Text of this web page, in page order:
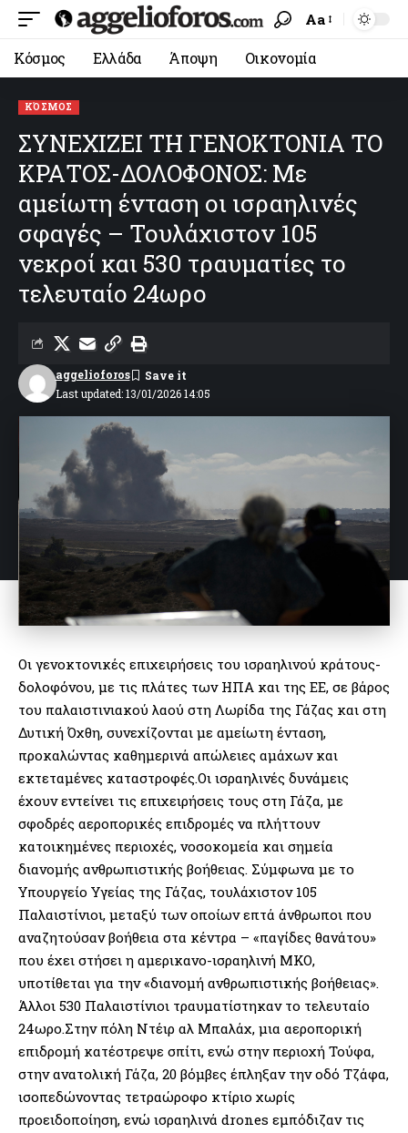
Aa
Κόσμος Ελλάδα Άποψη Οικονομία
ΚΌΣΜΟΣ
ΣΥΝΕΧΙΖΕΙ ΤΗ ΓΕΝΟΚΤΟΝΙΑ ΤΟ
ΚΡΑΤΟΣ-ΔΟΛΟΦΟΝΟΣ: Με
αμείωτη ένταση οι ισραηλινές
σφαγές – Τουλάχιστον 105
νεκροί και 530 τραυματίες το
τελευταίο 24ωρο
Last updated: 13/01/2026 14:05
aggelioforos
Οι γενοκτονικές επιχειρήσεις του ισραηλινού κράτους-
δολοφόνου, με τις πλάτες των ΗΠΑ και της ΕΕ, σε βάρος
του παλαιστινιακού λαού στη Λωρίδα της Γάζας και στη
Δυτική Όχθη, συνεχίζονται με αμείωτη ένταση,
προκαλώντας καθημερινά απώλειες αμάχων και
εκτεταμένες καταστροφές.Οι ισραηλινές δυνάμεις
έχουν εντείνει τις επιχειρήσεις τους στη Γάζα, με
σφοδρές αεροπορικές επιδρομές να πλήττουν
κατοικημένες περιοχές, νοσοκομεία και σημεία
διανομής ανθρωπιστικής βοήθειας. Σύμφωνα με το
Υπουργείο Υγείας της Γάζας, τουλάχιστον 105
Παλαιστίνιοι, μεταξύ των οποίων επτά άνθρωποι που
αναζητούσαν βοήθεια στα κέντρα – «παγίδες θανάτου»
που έχει στήσει η αμερικανο-ισραηλινή ΜΚΟ,
υποτίθεται για την «διανομή ανθρωπιστικής βοήθειας».
Άλλοι 530 Παλαιστίνιοι τραυματίστηκαν το τελευταίο
24ωρο.Στην πόλη Ντέιρ αλ Μπαλάχ, μια αεροπορική
επιδρομή κατέστρεψε σπίτι, ενώ στην περιοχή Τούφα,
στην ανατολική Γάζα, 20 βόμβες έπληξαν την οδό Τζάφα,
ισοπεδώνοντας τετραώροφο κτίριο χωρίς
προειδοποίηση, ενώ ισραηλινά drones εμπόδιζαν τις